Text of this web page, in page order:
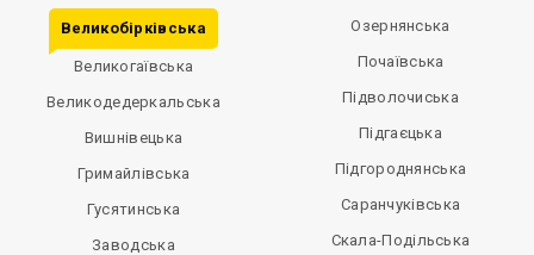
Великобірківська
Великогаївська
Великодедеркальська
Вишнівецька
Гримайлівська
Гусятинська
Заводська
Озернянська
Почаївська
Підволочиська
Підгаєцька
Підгороднянська
Саранчуківська
Скала-Подільська